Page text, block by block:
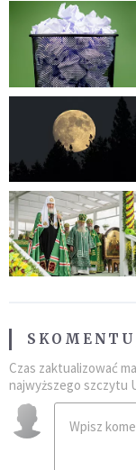
Czas zaktualizować
najwyższego szczytu